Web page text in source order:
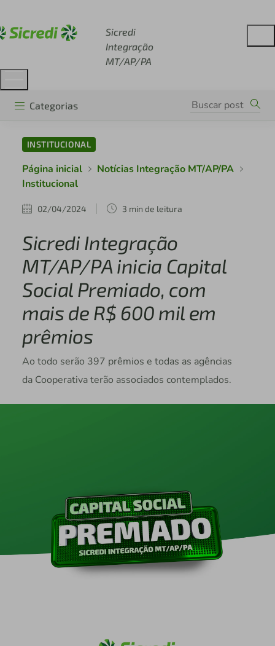
Sicredi
Integração
MT/AP/PA
Categorias
INSTITUCIONAL
Página inicial
Notícias Integração MT/AP/PA
Institucional
02/04/2024 3 min de leitura
Sicredi Integração
MT/AP/PA inicia Capital
Social Premiado, com
mais de R$ 600 mil em
prêmios
Ao todo serão 397 prêmios e todas as agências
da Cooperativa terão associados contemplados.